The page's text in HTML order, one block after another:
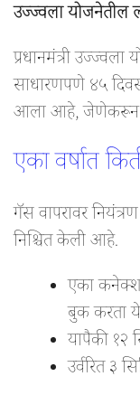
उज्ज्वला योजनेतील
प्रधानमंत्री उज्ज्वला
साधारणपणे ४५
आला आहे, जेणेकरून
एका वर्षात
गॅस वापरावर
निश्चित केली आहे.
एका
बुक करता
यापैकी १२
उर्वरित ३